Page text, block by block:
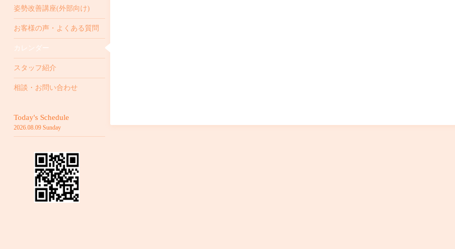
姿勢改善講座(外部向け)
お客様の声・よくある質問
カレンダー
スタッフ紹介
相談・お問い合わせ
Today's Schedule
2026.08.09 Sunday